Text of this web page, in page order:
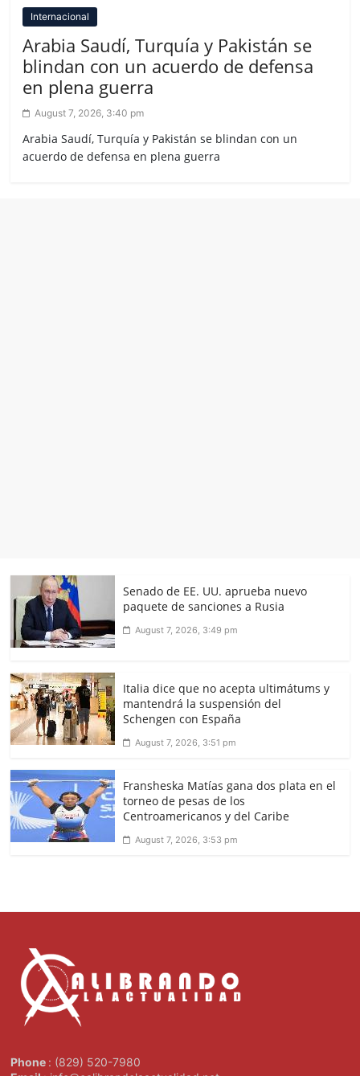
Internacional
Arabia Saudí, Turquía y Pakistán se
blindan con un acuerdo de defensa
en plena guerra
August 7, 2026, 3:40 pm
Arabia Saudí, Turquía y Pakistán se blindan con un
acuerdo de defensa en plena guerra
Senado de EE. UU. aprueba nuevo
paquete de sanciones a Rusia
August 7, 2026, 3:49 pm
Italia dice que no acepta ultimátums y
mantendrá la suspensión del
Schengen con España
August 7, 2026, 3:51 pm
Fransheska Matías gana dos plata en el
torneo de pesas de los
Centroamericanos y del Caribe
August 7, 2026, 3:53 pm
Phone : (829) 520-7980